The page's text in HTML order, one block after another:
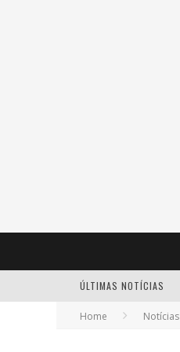
ÚLTIMAS NOTÍCIAS
Home Notícias